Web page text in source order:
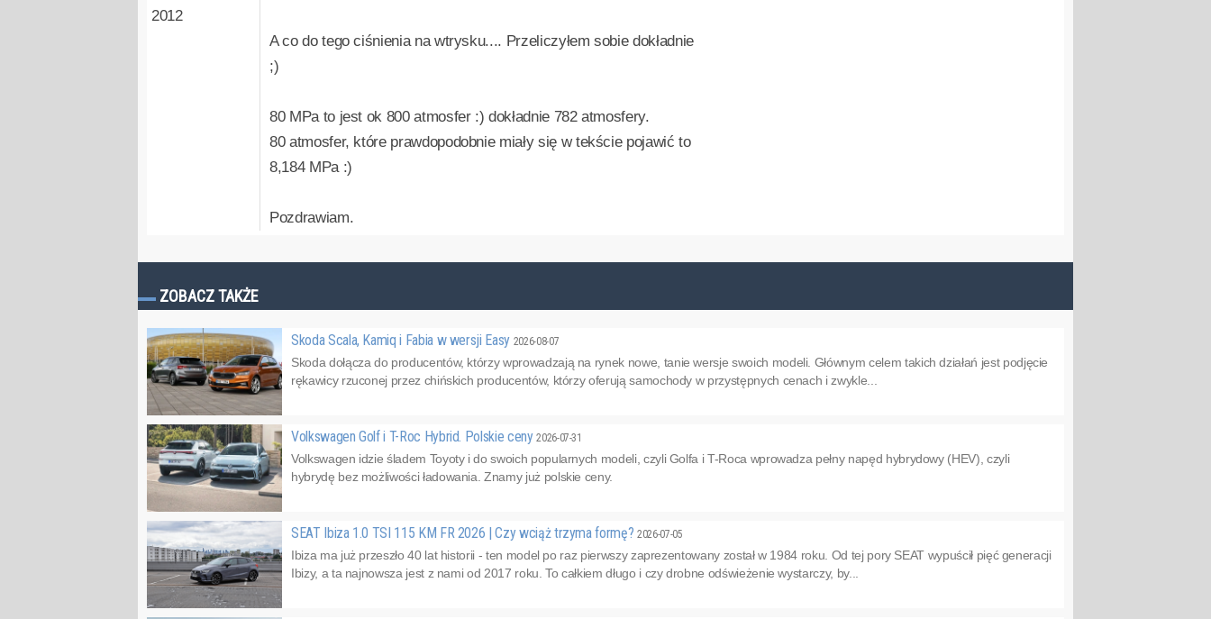
2012
A co do tego ciśnienia na wtrysku.... Przeliczyłem sobie dokładnie
;)
80 MPa to jest ok 800 atmosfer :) dokładnie 782 atmosfery.
80 atmosfer, które prawdopodobnie miały się w tekście pojawić to
8,184 MPa :)
Pozdrawiam.
ZOBACZ TAKŻE
Skoda Scala, Kamiq i Fabia w wersji Easy 2026-08-07
Skoda dołącza do producentów, którzy wprowadzają na rynek nowe, tanie wersje swoich modeli. Głównym celem takich działań jest podjęcie
rękawicy rzuconej przez chińskich producentów, którzy oferują samochody w przystępnych cenach i zwykle...
Volkswagen Golf i T-Roc Hybrid. Polskie ceny2026-07-31
Volkswagen idzie śladem Toyoty i do swoich popularnych modeli, czyli Golfa i T-Roca wprowadza pełny napęd hybrydowy (HEV), czyli
hybrydę bez możliwości ładowania. Znamy już polskie ceny.
SEAT Ibiza 1.0 TSI 115 KM FR 2026 | Czy wciąż trzyma formę? 2026-07-05
Ibiza ma już przeszło 40 lat historii - ten model po raz pierwszy zaprezentowany został w 1984 roku. Od tej pory SEAT wypuścił pięć generacji
Ibizy, a ta najnowsza jest z nami od 2017 roku. To całkiem długo i czy drobne odświeżenie wystarczy, by...